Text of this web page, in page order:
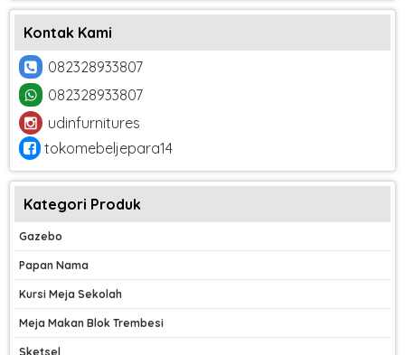
Kontak Kami
082328933807
082328933807
udinfurnitures
tokomebeljepara14
Kategori Produk
Gazebo
Papan Nama
Kursi Meja Sekolah
Meja Makan Blok Trembesi
Sketsel